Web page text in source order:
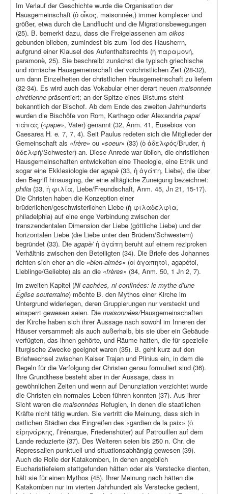
Im Verlauf der Geschichte wurde die Organisation der
Hausgemeinschaft (ὁ οἶκος, maisonnée,) immer komplexer und
größer, etwa durch die Landflucht und die Migrationsbewegungen
(25). B. bemerkt dazu, dass die Freigelassenen am oikos
gebunden blieben, zumindest bis zum Tod des Hausherrn,
aufgrund einer Klausel des Aufenthaltsrechts (ἡ παραμονή,
paramonè, 25). Sie beschreibt zunächst die typisch griechische
und römische Hausgemeinschaft der vorchristlichen Zeit (28-32),
um dann Einzelheiten der christlichen Hausgemeinschaft zu liefern
(32-34). Es wird auch das Vokabular einer derart neuen maisonnée
chrétienne präsentiert; an der Spitze eines Bistums steht
bekanntlich der Bischof. Ab dem Ende des zweiten Jahrhunderts
wurden die Bischöfe von Rom, Karthago oder Alexandria papa/
πάπας («pape», Vater) genannt (32, Anm. 41, Eusebios von
Caesarea H. e. 7, 7, 4). Seit Paulus redeten sich die Mitglieder der
Gemeinschaft als «frère» ou «soeur» (33) (ὁ ἀδελφός/Bruder, ἡ
ἀδελφή/Schwester) an. Diese Anrede war üblich, die christlichen
Hausgemeinschaften entwickelten eine Theologie, eine Ethik und
sogar eine Ekklesiologie deragapè (33, ἡ ἀγάπη, Liebe), die über
den Begriff hinausging, der eine alltägliche Zuneigung bezeichnet:
philia (33, ἡ φιλία, Liebe/Freundschaft, Anm. 45, Jn 21, 15-17).
Die Christen haben die Konzeption einer
brüderlichen/geschwisterlichen Liebe (ἡ φιλαδελφία,
philadelphia) auf eine enge Verbindung zwischen der
transzendentalen Dimension der Liebe (göttliche Liebe) und der
horizontalen Liebe (die Liebe unter den Brüdern/Schwestern)
begründet (33). Die agapè/ἡ ἀγάπη beruht auf einem reziproken
Verhältnis zwischen den Beteiligten (34). Die Briefe des Johannes
richten sich eher an die «bien-aimés» (οἱ ἀγαπητοί, agapétoi,
Lieblinge/Geliebte) als an die «frères» (34, Anm. 50, 1 Jn 2, 7).
Im zweiten Kapitel (Ni cachées, ni confinées: le mythe d’une
Église souterraine) möchte B. den Mythos einer Kirche im
Untergrund widerlegen, deren Gruppierungen nur versteckt und
einsperrt gewesen seien. Die maisonnées/Hausgemeinschaften
der Kirche haben sich ihrer Aussage nach sowohl im Inneren der
Häuser versammelt als auch außerhalb, bis sie über ein Gebäude
verfügten, das ihnen gehörte, und Räume hatten, die für spezielle
liturgische Zwecke geeignet waren (35). B. geht kurz auf den
Briefwechsel zwischen Kaiser Trajan und Plinius ein, in dem die
Regeln für die Verfolgung der Christen genau formuliert sind (36).
Ihre Grundthese besteht aber in der Aussage, dass in
gewöhnlichen Zeiten und wenn auf Denunziation verzichtet wurde
die Christen ein normales Leben führen konnten (37). Aus ihrer
Sicht waren die maisonnées Refugien, in denen die staatlichen
Kräfte nicht tätig wurden. Sie vertritt die Meinung, dass sich in
östlichen Städten das Eingreifen des «gardien de la paix» (ὁ
εἰρηνάρκης, l’irénarque, Friedenshüter) auf Patrouillen auf dem
Lande reduzierte (37). Des Weiteren seien bis 250 n. Chr. die
Repressalien punktuell und situationsabhängig gewesen (39).
Auch die Rolle der Katakomben, in denen angeblich
Eucharistiefeiern stattgefunden hätten oder als Verstecke dienten,
hält sie für einen Mythos (45). Ihrer Meinung nach hätten die
Katakomben nur im vierten Jahrhundert als Verstecke gedient,